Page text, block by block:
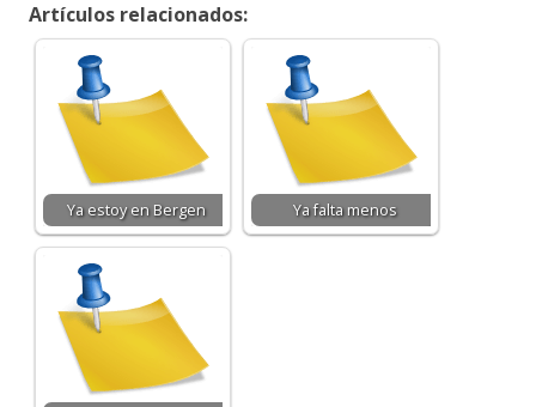
Artículos relacionados:
Ya estoy en Bergen Ya falta menos